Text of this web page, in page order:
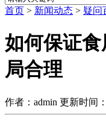
首页 > 新闻动态 > 疑问
如何保证
局合理
作者：admin 更新时间